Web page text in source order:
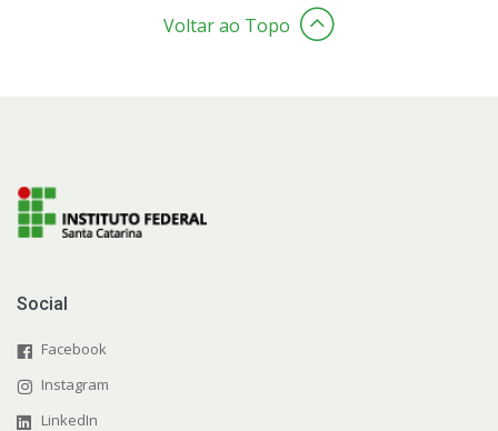
Voltar ao Topo
Social
Facebook
Instagram
LinkedIn